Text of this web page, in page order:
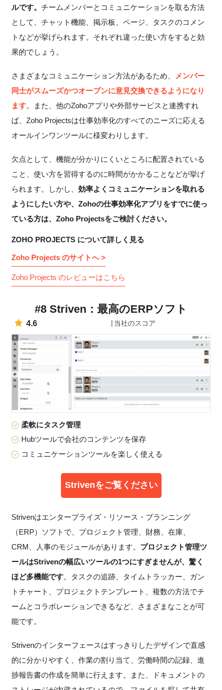
ルです。 チームメンバーとコミュニケーションを取る方法
として、チャット機能、掲示板、ページ、タスクのコメン
トなどが挙げられます。それぞれ違った使い方をすると効
果的でしょう。
さまざまなコミュニケーション方法があるため、
メンバー
同士がスムーズかつオープンに意見交換できるようになり
ます。また、他のZohoアプリや外部サービスと連携すれ
ば、Zoho Projectsは仕事効率化のすべてのニーズに応える
オールインワンツールに様変わりします。
欠点として、機能が分かりにくいところに配置されている
こと、使い方を習得するのに時間がかかることなどが挙げ
られます。しかし、 効率よくコミュニケーションを取れる
ようにしたい方や、Zohoの仕事効率化アプリをすでに使っ
ている方は、Zoho Projectsをご検討ください。
ZOHO PROJECTS について詳しく見る
Zoho Projects のサイトへ >
Zoho Projects のレビューはこちら
#8 Striven：最高のERPソフト
4.6 当社のスコア
柔軟にタスク管理
Hubツールで会社のコンテンツを保存
コミュニケーションツールを楽しく使える
Strivenをご覧ください
Strivenはエンタープライズ・リソース・プランニング
（ERP）ソフトで、プロジェクト管理、財務、在庫、
CRM、人事のモジュールがあります。 プロジェクト管理ツ
ールはStrivenの幅広いツールの1つにすぎませんが、驚く
ほど多機能です。タスクの追跡、タイムトラッカー、ガン
トチャート、プロジェクトテンプレート、複数の方法でチ
ームとコラボレーションできるなど、さまざまなことが可
能です。
Strivenのインターフェースはすっきりしたデザインで直感
的に分かりやすく、作業の割り当て、労働時間の記録、進
捗報告書の作成を簡単に行えます。また、ドキュメントの